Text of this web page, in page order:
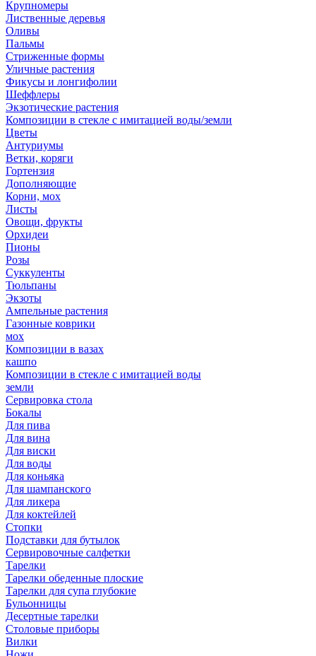
Крупномеры
Лиственные деревья
Оливы
Пальмы
Стриженные формы
Уличные растения
Фикусы и лонгифолии
Шеффлеры
Экзотические растения
Композиции в стекле с имитацией воды/земли
Цветы
Антуриумы
Ветки, коряги
Гортензия
Дополняющие
Корни, мох
Листы
Овощи, фрукты
Орхидеи
Пионы
Розы
Суккуленты
Тюльпаны
Экзоты
Ампельные растения
Газонные коврики
мох
Композиции в вазах
кашпо
Композиции в стекле с имитацией воды
земли
Сервировка стола
Бокалы
Для пива
Для вина
Для виски
Для воды
Для коньяка
Для шампанского
Для ликера
Для коктейлей
Стопки
Подставки для бутылок
Сервировочные салфетки
Тарелки
Тарелки обеденные плоские
Тарелки для супа глубокие
Бульонницы
Десертные тарелки
Столовые приборы
Вилки